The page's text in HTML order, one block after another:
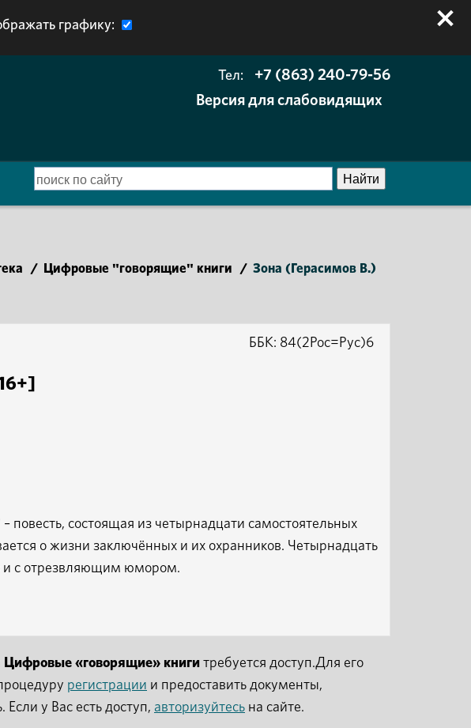
графику:
Тел:
+7 (863) 240-79-56
Версия для слабовидящих
/ Цифровые "говорящие" книги / Зона (Герасимов В.)
ББК: 84(2Рос=Рус)6
повесть, состоящая из четырнадцати самостоятельных
о жизни заключённых и их охранников. Четырнадцать
и с отрезвляющим юмором.
Цифровые «говорящие» книги требуется доступ.Для его
регистрации и предоставить документы,
у Вас есть доступ, авторизуйтесь на сайте.